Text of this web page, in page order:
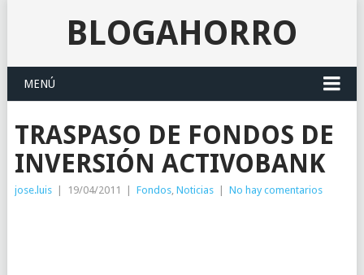
BLOGAHORRO
MENÚ
TRASPASO DE FONDOS DE
INVERSIÓN ACTIVOBANK
jose.luis 19/04/2011 Fondos, Noticias No hay comentarios